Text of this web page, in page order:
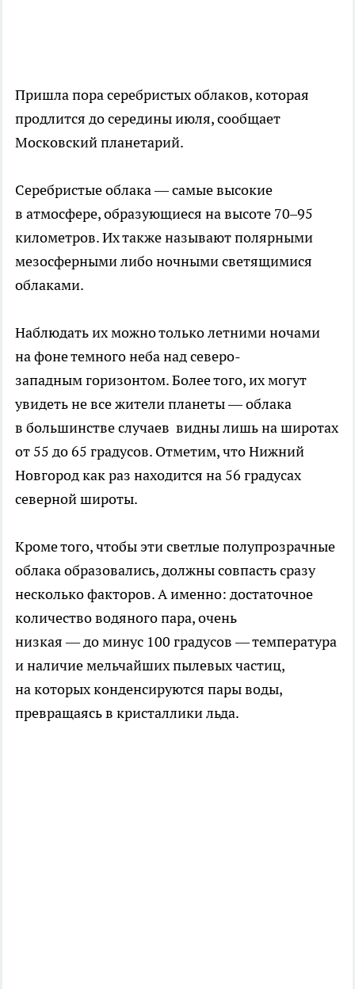
Пришла пора серебристых облаков, которая
продлится до середины июля, сообщает
Московский планетарий.
Серебристые облака — самые высокие
в атмосфере, образующиеся на высоте 70–95
километров. Их также называют полярными
мезосферными либо ночными светящимися
облаками.
Наблюдать их можно только летними ночами
на фоне темного неба над северо-
западным горизонтом. Более того, их могут
увидеть не все жители планеты — облака
в большинстве случаев видны лишь на широтах
от 55 до 65 градусов. Отметим, что Нижний
Новгород как раз находится на 56 градусах
северной широты.
Кроме того, чтобы эти светлые полупрозрачные
облака образовались, должны совпасть сразу
несколько факторов. А именно: достаточное
количество водяного пара, очень
низкая — до минус 100 градусов — температура
и наличие мельчайших пылевых частиц,
на которых конденсируются пары воды,
превращаясь в кристаллики льда.